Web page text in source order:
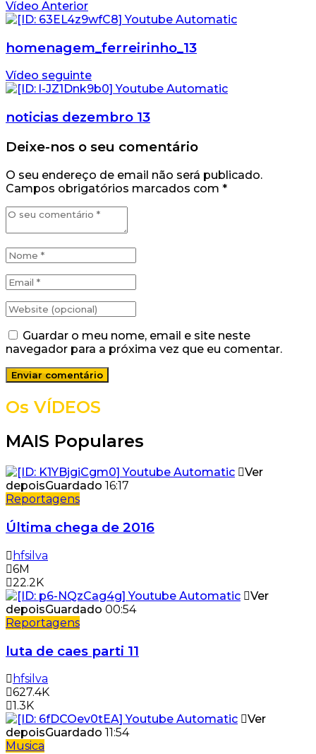
Vídeo Anterior
homenagem_ferreirinho_13
Vídeo seguinte
noticias dezembro 13
Deixe-nos o seu comentário
O seu endereço de email não será publicado.
Campos obrigatórios marcados com *
Guardar o meu nome, email e site neste
navegador para a próxima vez que eu comentar.
Os VÍDEOS
MAIS Populares
Ver
depoisGuardado 16:17
Reportagens
Última chega de 2016
hfsilva
6M
22.2K
Ver
depoisGuardado 00:54
Reportagens
luta de caes parti 11
hfsilva
627.4K
1.3K
Ver
depoisGuardado 11:54
Musica